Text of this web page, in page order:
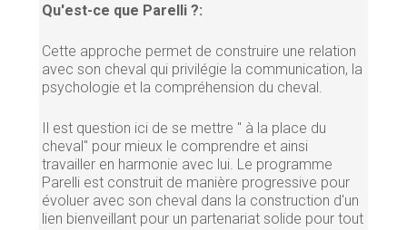
Qu'est-ce que Parelli ?:
Cette approche permet de construire une relation
avec son cheval qui privilégie la communication, la
psychologie et la compréhension du cheval.
Il est question ici de se mettre " à la place du
cheval" pour mieux le comprendre et ainsi
travailler en harmonie avec lui. Le programme
Parelli est construit de manière progressive pour
évoluer avec son cheval dans la construction d'un
lien bienveillant pour un partenariat solide pour tout